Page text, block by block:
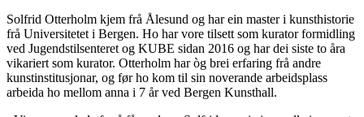
Solfrid Otterholm kjem frå Ålesund og har ein master i kunsthistorie
frå Universitetet i Bergen. Ho har vore tilsett som kurator formidling
ved Jugendstilsenteret og KUBE sidan 2016 og har dei siste to åra
vikariert som kurator. Otterholm har òg brei erfaring frå andre
kunstinstitusjonar, og før ho kom til sin noverande arbeidsplass
arbeida ho mellom anna i 7 år ved Bergen Kunsthall.